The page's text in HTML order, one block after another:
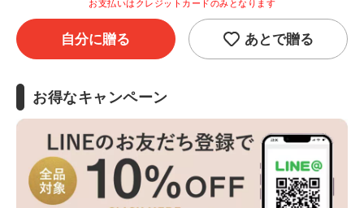
お支払いはクレジットカードのみとなります
自分に贈る あとで贈る
お得なキャンペーン